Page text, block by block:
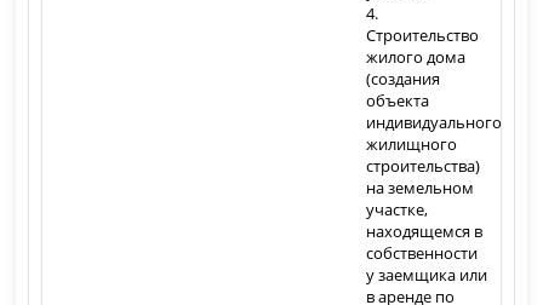
4.
Строительство
жилого дома
(создания
объекта
индивидуального
жилищного
строительства)
на земельном
участке,
находящемся в
собственности
у заемщика или
в аренде по